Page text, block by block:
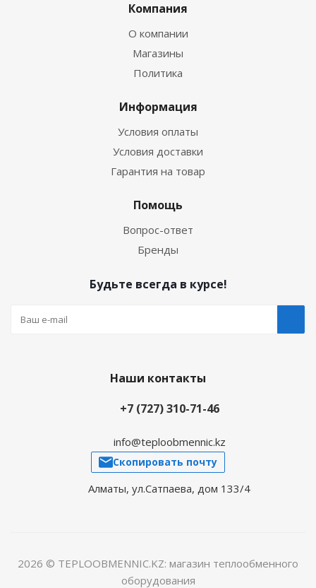
Компания
О компании
Магазины
Политика
Информация
Условия оплаты
Условия доставки
Гарантия на товар
Помощь
Вопрос-ответ
Бренды
Будьте всегда в курсе!
Наши контакты
+7 (727) 310-71-46
info@teploobmennic.kz
Скопировать почту
Алматы, ул.Сатпаева, дом 133/4
2026 © TEPLOOBMENNIC.KZ: магазин теплообменного
оборудования